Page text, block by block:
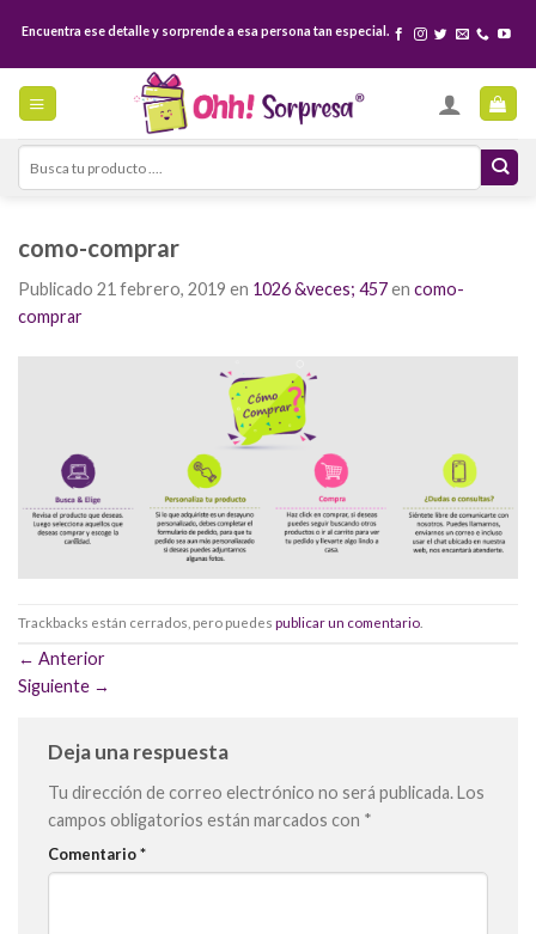
content
Encuentra ese detalle y sorprende a esa persona tan especial.
Search
for:
como-comprar
Publicado 21 febrero, 2019 en 1026 &veces; 457en como-
comprar
Trackbacks están cerrados, pero puedes publicar un comentario
← Anterior
Siguiente →
Deja una respuesta
Tu dirección de correo electrónico no será publicada.Los
campos obligatorios están marcados con *
Comentario*